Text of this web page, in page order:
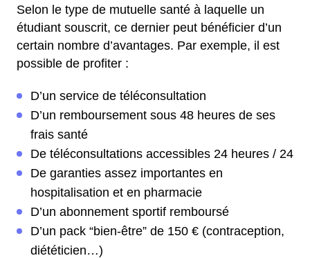
Selon le type de mutuelle santé à laquelle un
étudiant souscrit, ce dernier peut bénéficier d’un
certain nombre d’avantages. Par exemple, il est
possible de profiter :
D’un service de téléconsultation
D’un remboursement sous 48 heures de ses
frais santé
De téléconsultations accessibles 24 heures / 24
De garanties assez importantes en
hospitalisation et en pharmacie
D’un abonnement sportif remboursé
D’un pack “bien-être” de 150 € (contraception,
diététicien…)